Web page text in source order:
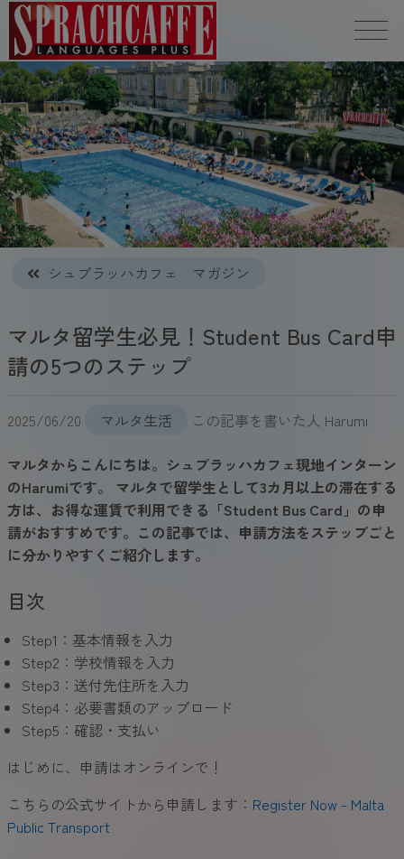
シュプラッハカフェ マガジン
マルタ留学生必見！Student Bus Card申
請の5つのステップ
2025/06/20 マルタ生活 この記事を書いた人 Harumi
マルタからこんにちは。シュプラッハカフェ現地インターン
のHarumiです。 マルタで留学生として3カ月以上の滞在する
方は、お得な運賃で利用できる「Student Bus Card」の申
請がおすすめです。この記事では、申請方法をステップごと
に分かりやすくご紹介します。
目次
Step1：基本情報を入力
Step2：学校情報を入力
Step3：送付先住所を入力
Step4：必要書類のアップロード
Step5：確認・支払い
はじめに、申請はオンラインで！
こちらの公式サイトから申請します： Register Now - Malta
Public Transport